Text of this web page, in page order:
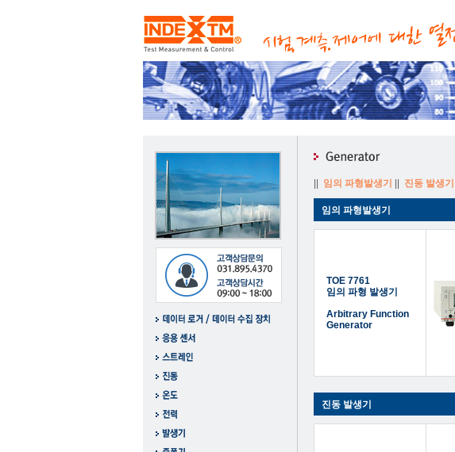
임의 파형발생기 진동 발생기
임의 파형발생기
TOE 7761
임의 파형 발생기
Arbitrary Function
Generator
진동 발생기